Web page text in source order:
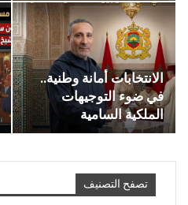
الانتخابات أمانة وطنية..
في ضوء التوجيهات
الملكية السامية
تصفح التصنيف